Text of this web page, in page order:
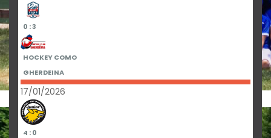
0 : 3
HOCKEY COMO
GHERDEINA
17/01/2026
4 : 0